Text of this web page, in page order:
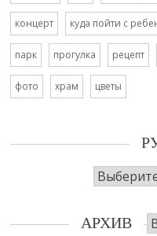
концерт куда пойти с
парк прогулка рецепт
фото храм цветы
Рубрики
АРХИВ